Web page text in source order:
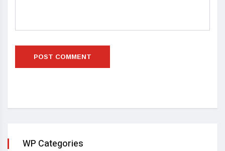
WP Categories